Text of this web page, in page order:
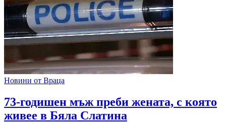
Новини от Враца
73-годишен мъж преби жената, с която
живее в Бяла Слатина